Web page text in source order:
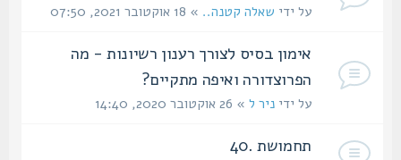
על ידישאלה קטנה..» 18 אוקטובר 2021, 07:50
אימון בסיס לצורך רענון רשיונות - מה
הפרוצדורה ואיפה מתקיים?
על ידיניר ל » 26 אוקטובר 2020, 14:40
תחמושת .40